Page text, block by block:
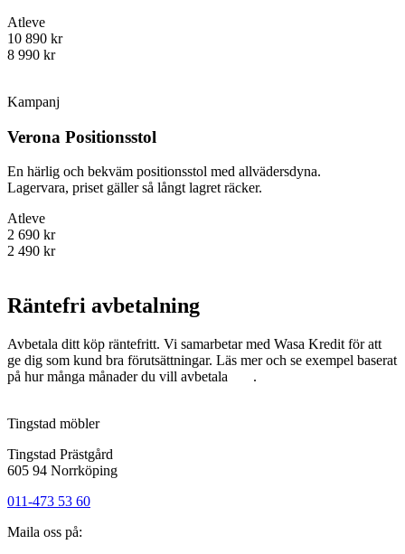
Atleve
10 890 kr
8 990 kr
Kampanj
Verona Positionsstol
En härlig och bekväm positionsstol med allvädersdyna.
Lagervara, priset gäller så långt lagret räcker.
Atleve
2 690 kr
2 490 kr
Räntefri avbetalning
Avbetala ditt köp räntefritt. Vi samarbetar med Wasa Kredit för att
ge dig som kund bra förutsättningar. Läs mer och se exempel baserat
på hur många månader du vill avbetala
.
Tingstad möbler
Tingstad Prästgård
605 94 Norrköping
011-473 53 60
Maila oss på: